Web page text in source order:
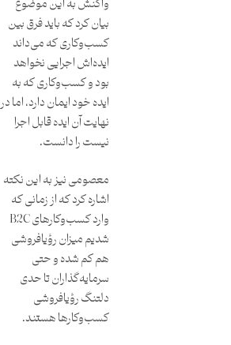
واکنش به این موضوع
بیان کرد که باید فرق بین
کسب‌وکاری که می‌داند
ایده‌اش اجرایی نخواهد
بود و کسب‌وکاری که به
ایده خود ایمان دارد، اما در
نهایت آن ایده قابل اجرا
نیست را دانست.
معصومی نیز به این نکته
اشاره کرد که از زمانی که
وارد کسب‌وکارهای B2C
شدیم میزان رؤیافروشی
هم کم شده و حتی
سرمایه‌گذاران تا حدی
دلتنگ رؤیافروشی
کسب‌وکارها هستند.